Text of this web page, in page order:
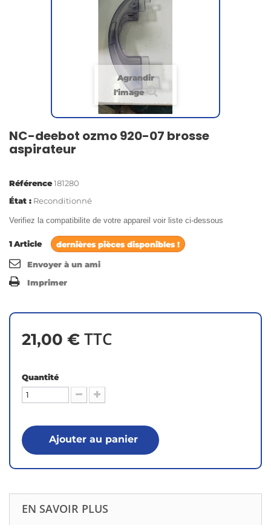
Agrandir
l'image
NC-deebot ozmo 920-07 brosse
aspirateur
Référence181280
État : Reconditionné
Verifiez la compatibilite de votre appareil voir liste ci-dessous
1Article dernières pièces disponibles !
Envoyer à un ami
Imprimer
21,00 € TTC
Quantité
Ajouter au panier
EN SAVOIR PLUS